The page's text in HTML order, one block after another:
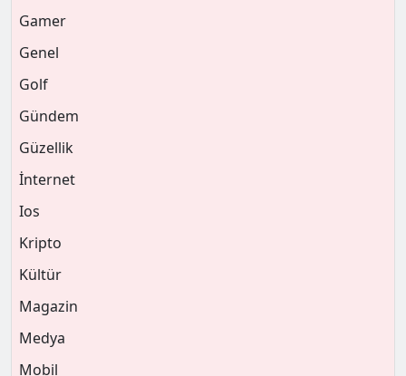
Gamer
Genel
Golf
Gündem
Güzellik
İnternet
Ios
Kripto
Kültür
Magazin
Medya
Mobil